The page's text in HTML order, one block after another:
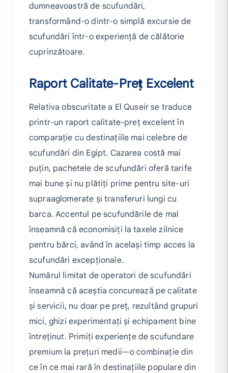
dumneavoastră de scufundări,
transformând-o dintr-o simplă excursie de
scufundări într-o experiență de călătorie
cuprinzătoare.
Raport Calitate-Preț Excelent
Relativa obscuritate a El Quseir se traduce
printr-un raport calitate-preț excelent în
comparație cu destinațiile mai celebre de
scufundări din Egipt. Cazarea costă mai
puțin, pachetele de scufundări oferă tarife
mai bune și nu plătiți prime pentru site-uri
supraaglomerate și transferuri lungi cu
barca. Accentul pe scufundările de mal
înseamnă că economisiți la taxele zilnice
pentru bărci, având în același timp acces la
scufundări excepționale.
Numărul limitat de operatori de scufundări
înseamnă că aceștia concurează pe calitate
și servicii, nu doar pe preț, rezultând grupuri
mici, ghizi experimentați și echipament bine
întreținut. Primiți experiențe de scufundare
premium la prețuri medii—o combinație din
ce în ce mai rară în destinațiile populare din